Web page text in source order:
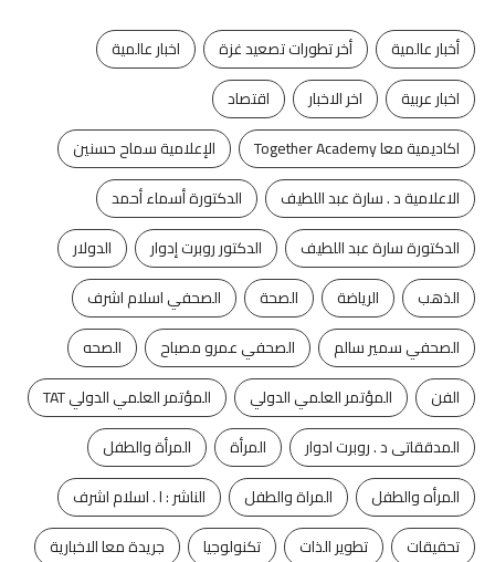
أخبار عالمية أخر تطورات تصعيد غزة
اخبار عالمية
اخبار عربية
اخر الاخبار
اقتصاد
اكاديمية معا Together Academy
الإعلامية سماح حسنين
الاعلامية د . سارة عبد اللطيف
الدكتورة أسماء أحمد
الدكتورة سارة عبد اللطيف
الدكتور روبرت إدوار
الدولار
الذهب
الرياضة الصحة
الصحفي اسلام اشرف
الصحفي سمير سالم
الصحفي عمرو مصباح
الصحه
الفن
المؤتمر العلمي الدولي
المؤتمر العلمي الدولي TAT
المدققاتى د . روبرت ادوار
المرأة
المرأة والطفل
المرأه والطفل
المراة والطفل
الناشر : ا . اسلام اشرف
تحقيقات
تطوير الذات تكنولوجيا
جريدة معا الاخبارية